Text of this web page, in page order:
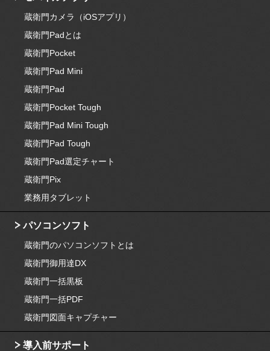
蔵衛門カメラ（iOSアプリ）
蔵衛門Padとは
蔵衛門Pocket
蔵衛門Pad Mini
蔵衛門Pad
蔵衛門Pocket Tough
蔵衛門Pad Mini Tough
蔵衛門Pad Tough
蔵衛門Pad選定チャート
蔵衛門Pix
業務用タブレット
パソコンソフト
蔵衛門のパソコンソフトとは
蔵衛門御用達DX
蔵衛門一括黒板
蔵衛門一括PDF
蔵衛門図面キャプチャー
導入前サポート